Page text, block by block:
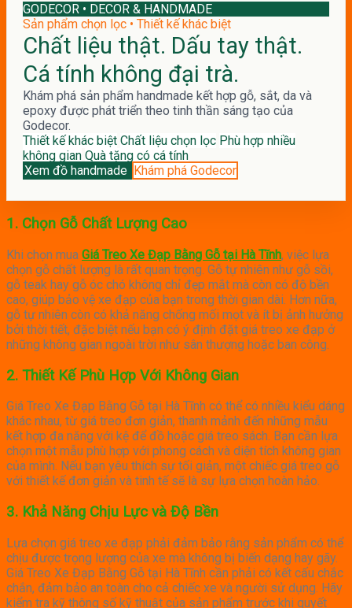
GODECOR • DECOR & HANDMADE
Sản phẩm chọn lọc • Thiết kế khác biệt
Chất liệu thật. Dấu tay thật.
Cá tính không đại trà.
Khám phá sản phẩm handmade kết hợp gỗ, sắt, da và
epoxy được phát triển theo tinh thần sáng tạo của
Godecor.
Thiết kế khác biệt Chất liệu chọn lọc Phù hợp nhiều
không gian Quà tặng có cá tính
Xem đồ handmade Khám phá Godecor
1. Chọn Gỗ Chất Lượng Cao
Khi chọn mua Giá Treo Xe Đạp Bằng Gỗ tại Hà Tĩnh, việc lựa
chọn gỗ chất lượng là rất quan trọng. Gỗ tự nhiên như gỗ sồi,
gỗ teak hay gỗ óc chó không chỉ đẹp mắt mà còn có độ bền
cao, giúp bảo vệ xe đạp của bạn trong thời gian dài. Hơn nữa,
gỗ tự nhiên còn có khả năng chống mối mọt và ít bị ảnh hưởng
bởi thời tiết, đặc biệt nếu bạn có ý định đặt giá treo xe đạp ở
những không gian ngoài trời như sân thượng hoặc ban công.
2. Thiết Kế Phù Hợp Với Không Gian
Giá Treo Xe Đạp Bằng Gỗ tại Hà Tĩnh có thể có nhiều kiểu dáng
khác nhau, từ giá treo đơn giản, thanh mảnh đến những mẫu
kết hợp đa năng với kệ để đồ hoặc giá treo sách. Bạn cần lựa
chọn một mẫu phù hợp với phong cách và diện tích không gian
của mình. Nếu bạn yêu thích sự tối giản, một chiếc giá treo gỗ
với thiết kế đơn giản và tinh tế sẽ là sự lựa chọn hoàn hảo.
3. Khả Năng Chịu Lực và Độ Bền
Lựa chọn giá treo xe đạp phải đảm bảo rằng sản phẩm có thể
chịu được trọng lượng của xe mà không bị biến dạng hay gãy.
Giá Treo Xe Đạp Bằng Gỗ tại Hà Tĩnh cần phải có kết cấu chắc
chắn, đảm bảo an toàn cho cả chiếc xe và người sử dụng. Hãy
kiểm tra kỹ thông số kỹ thuật của sản phẩm trước khi quyết